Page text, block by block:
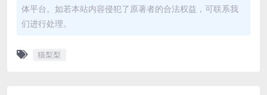
体平台。如若本站内容侵犯了原著者的合法权益，可联系我
们进行处理。
猫梨梨